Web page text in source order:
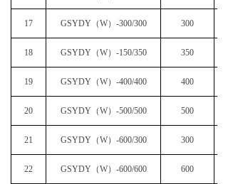
17 GSYDY（W）-300/300 300
18 GSYDY（W）-150/350 350
19 GSYDY（W）-400/400 400
20 GSYDY（W）-500/500 500
21 GSYDY（W）-600/300 300
22 GSYDY（W）-600/600 600